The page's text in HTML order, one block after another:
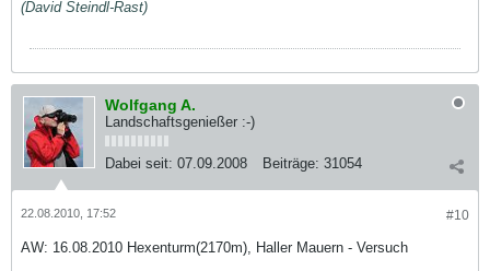
(David Steindl-Rast)
Wolfgang A.
Landschaftsgenießer :-)
Dabei seit: 07.09.2008 Beiträge: 31054
#10
22.08.2010, 17:52
AW: 16.08.2010 Hexenturm(2170m), Haller Mauern - Versuch